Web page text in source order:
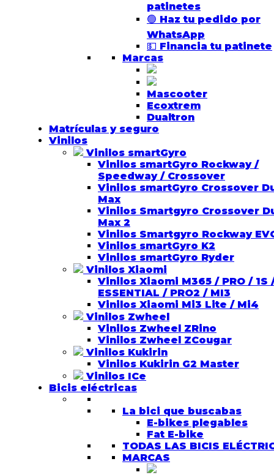
patinetes
🟢 Haz tu pedido por
WhatsApp
💵 Financia tu patinete
Marcas
Mascooter
Ecoxtrem
Dualtron
Matrículas y seguro
Vinilos
Vinilos smartGyro
Vinilos smartGyro Rockway /
Speedway / Crossover
Vinilos smartGyro Crossover
Max
Vinilos Smartgyro Crossover
Max 2
Vinilos Smartgyro Rockway
Vinilos smartGyro K2
Vinilos smartGyro Ryder
Vinilos Xiaomi
Vinilos Xiaomi M365 / PRO / 1S
ESSENTIAL / PRO2 / MI3
Vinilos Xiaomi Mi3 Lite / Mi4
Vinilos Zwheel
Vinilos Zwheel ZRino
Vinilos Zwheel ZCougar
Vinilos Kukirin
Vinilos Kukirin G2 Master
Vinilos ICe
Bicis eléctricas
La bici que buscabas
E-bikes plegables
Fat E-bike
TODAS LAS BICIS
MARCAS